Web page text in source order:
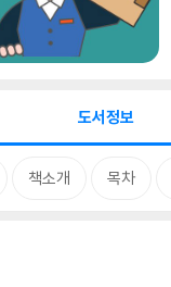
도서정보
책소개 목차